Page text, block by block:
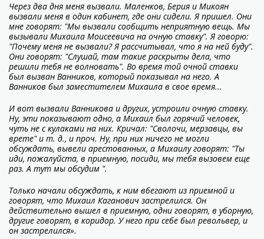
Через два дня меня вызвали. Маленков, Берия и Микоян
вызвали меня в один кабинет, где они сидели. Я пришел. Они
мне говорят: "Мы вызвали сообщить неприятную вещь. Мы
вызывали Михаила Моисеевича на очную ставку". Я говорю:
"Почему меня не вызвали? Я рассчитывал, что я на ней буду".
Они говорят: "Слушай, там такие раскрыты дела, что
решили тебя не волновать". Во время той очной ставки
был вызван Ванников, который показывал на него. А
Ванников был заместителем Михаила в свое время...
И вот вызвали Ванникова и других, устроили очную ставку.
Ну, эти показывают одно, а Михаил был горячий человек,
чуть не с кулаками на них. Кричал: "Сволочи, мерзавцы, вы
врете" и т. д., и проч. Ну, при них ничего не могли
обсуждать, вывели арестованных, а Михаилу говорят: "Ты
иди, пожалуйста, в приемную, посиди, мы тебя вызовем еще
раз. А тут мы обсудим ".
Только начали обсуждать, к ним вбегают из приемной и
говорят, что Михаил Каганович застрелился. Он
действительно вышел в приемную, одни говорят, в уборную,
другие говорят, в коридор. У него при себе был револьвер, и
он застрелился».